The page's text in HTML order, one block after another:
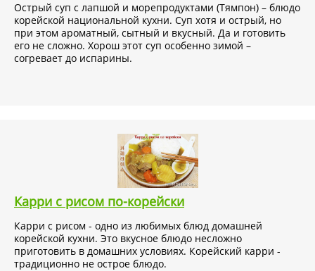
Острый суп с лапшой и морепродуктами (Тямпон) – блюдо
корейской национальной кухни. Суп хотя и острый, но
при этом ароматный, сытный и вкусный. Да и готовить
его не сложно. Хорош этот суп особенно зимой –
согревает до испарины.
Карри с рисом по-корейски
Карри с рисом - одно из любимых блюд домашней
корейской кухни. Это вкусное блюдо несложно
приготовить в домашних условиях. Корейский карри -
традиционно не острое блюдо.